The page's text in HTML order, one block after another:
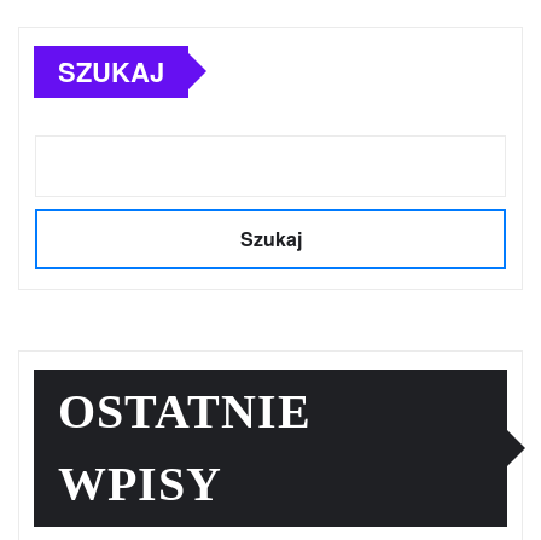
SZUKAJ
Szukaj
OSTATNIE
WPISY